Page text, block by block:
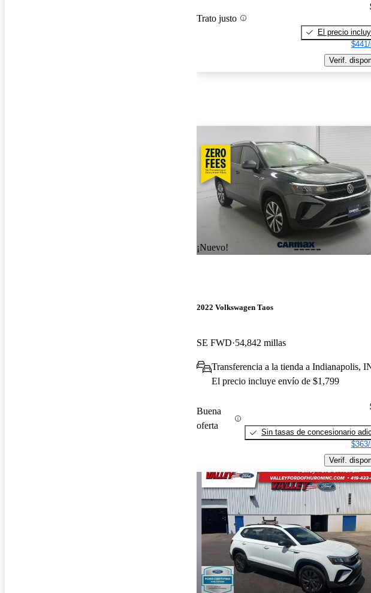
Trato justo
El precio
Verif.
¡Nuevo!
2022 Volkswagen Taos
SE FWD 54,842 millas
Transferencia a la tienda a Indianapolis,
El precio incluye envío de $1,799
Buena
oferta
Sin tasas de concesionario
Verif.